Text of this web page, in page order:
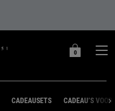
MIJN
0
0 PRODUCT
CADEAUSETS CADEAU’S